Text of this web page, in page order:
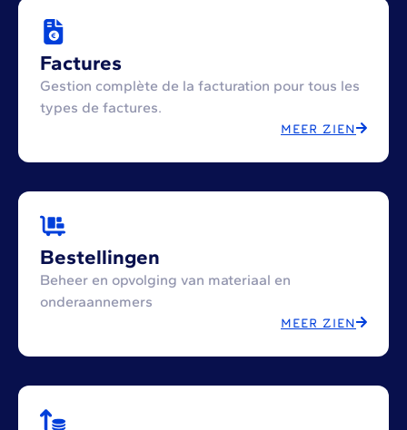
Factures
Gestion complète de la facturation pour tous les
types de factures.
MEER ZIEN
Bestellingen
Beheer en opvolging van materiaal en
onderaannemers
MEER ZIEN